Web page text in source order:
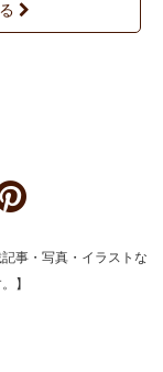
事・写真・イラストな
】